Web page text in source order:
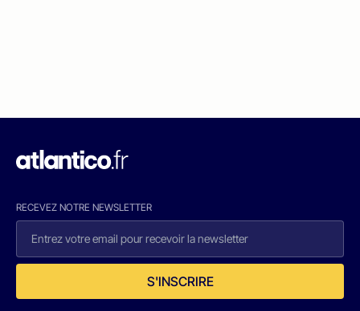
RECEVEZ NOTRE NEWSLETTER
S'INSCRIRE